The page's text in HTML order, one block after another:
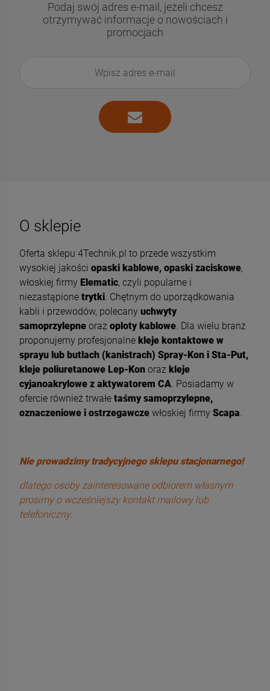
Podaj swój adres e-mail, jeżeli chcesz
otrzymywać informacje o nowościach i
promocjach
O sklepie
Oferta sklepu 4Technik.pl to przede wszystkim
wysokiej jakości opaski kablowe, opaski zaciskowe,
włoskiej firmy Elematic, czyli popularne i
niezastąpione trytki. Chętnym do uporządkowania
kabli i przewodów, polecany uchwyty
samoprzylepne oraz oploty kablowe. Dla wielu branż
proponujemy profesjonalne kleje kontaktowe w
sprayu lub butlach (kanistrach) Spray-Kon i Sta-Put,
kleje poliuretanowe Lep-Kon oraz kleje
cyjanoakrylowe z aktywatorem CA. Posiadamy w
ofercie również trwałe taśmy samoprzylepne,
oznaczeniowe i ostrzegawcze włoskiej firmy Scapa.
Nie prowadzimy tradycyjnego sklepu stacjonarnego!
dlatego osoby zainteresowane odbiorem własnym
prosimy o wcześniejszy kontakt mailowy lub
telefoniczny.